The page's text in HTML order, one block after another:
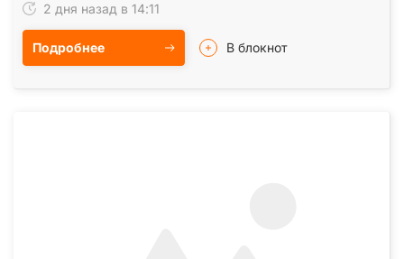
2 дня назад в 14:11
Подробнее В блокнот